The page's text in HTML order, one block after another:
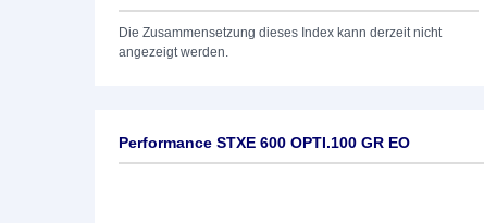
Die Zusammensetzung dieses Index kann derzeit nicht
angezeigt werden.
Performance STXE 600 OPTI.100 GR EO